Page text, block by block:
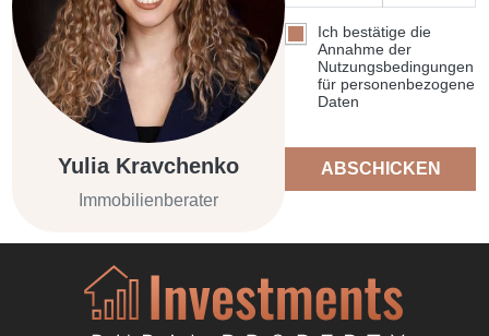
Yulia Kravchenko
Immobilienberater
Ich bestätige die
Annahme der
Nutzungsbedingungen
für personenbezogene
Daten
ABSCHICKEN